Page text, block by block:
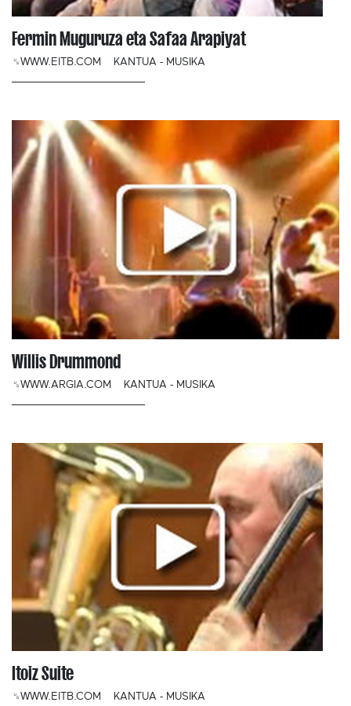
Fermin Muguruza eta Safaa Arapiyat
␟WWW.EITB.COM KANTUA - MUSIKA
Willis Drummond
␟WWW.ARGIA.COM KANTUA - MUSIKA
Itoiz Suite
␟WWW.EITB.COM KANTUA - MUSIKA